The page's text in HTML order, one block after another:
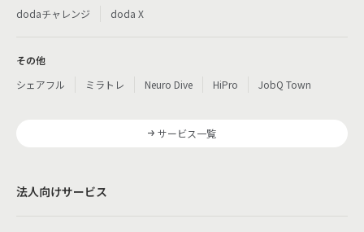
dodaチャレンジ
doda X
その他
シェアフル
ミラトレ Neuro Dive HiPro JobQ Town
サービス一覧
法人向けサービス